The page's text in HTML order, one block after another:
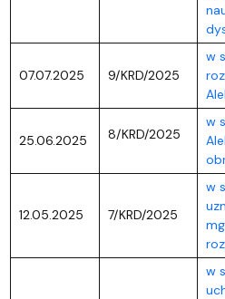
07.07.2025 9/KRD/2025
w
25.06.2025 8/KRD/2025
w
12.05.2025 7/KRD/2025
w
w